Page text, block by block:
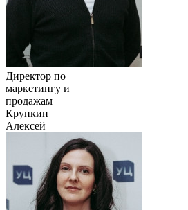
Директор по
маркетингу и
продажам
Крупкин
Алексей